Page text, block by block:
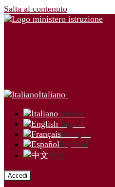
Salta al contenuto
Italiano
Italiano
English
Français
Español
中文
Accedi